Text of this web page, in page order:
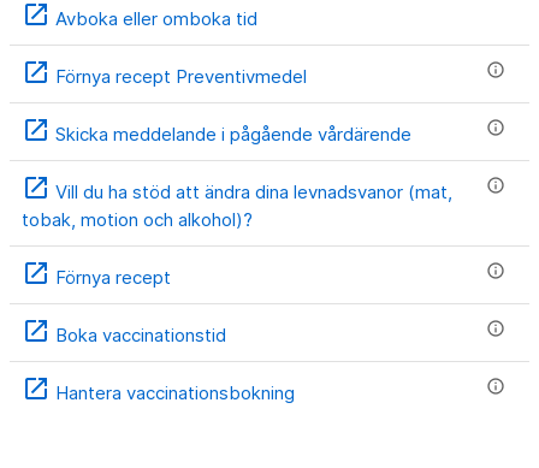
open_in_new Avboka eller omboka tid
open_in_new Förnya recept Preventivmedel info
open_in_new Skicka meddelande i pågående vårdärende info
open_in_new Vill du ha stöd att ändra dina levnadsvanor (mat,
tobak, motion och alkohol)?
info
open_in_new Förnya recept info
open_in_new Boka vaccinationstid info
open_in_new Hantera vaccinationsbokning info